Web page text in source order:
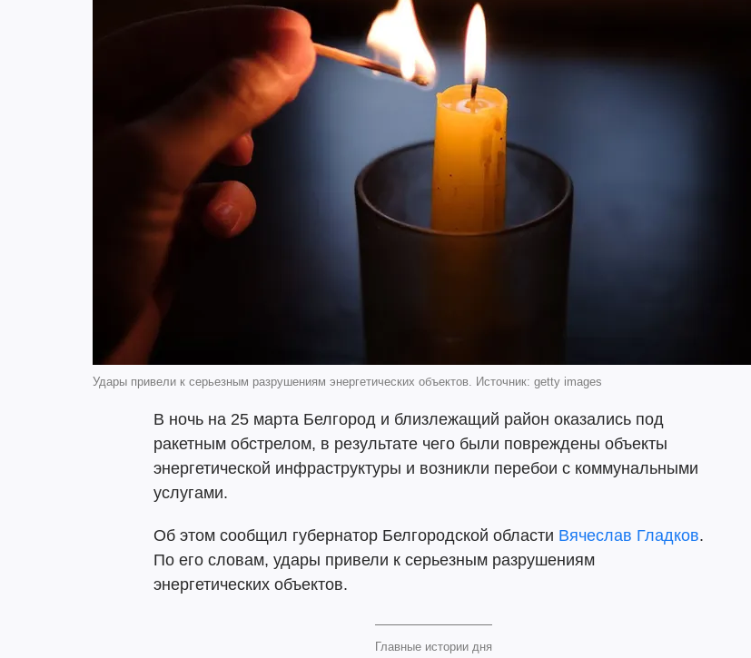
Удары привели к серьезным разрушениям энергетических объектов. Источник: getty images
В ночь на 25 марта Белгород и близлежащий район оказались под
ракетным обстрелом, в результате чего были повреждены объекты
энергетической инфраструктуры и возникли перебои с коммунальными
услугами.
Об этом сообщил губернатор Белгородской области Вячеслав Гладков.
По его словам, удары привели к серьезным разрушениям
энергетических объектов.
Главные истории дня